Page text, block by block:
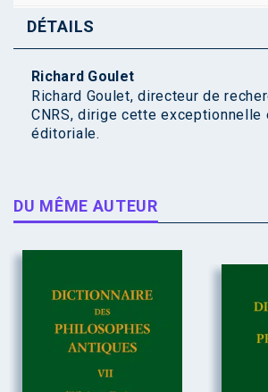
DÉTAILS
Richard Goulet
Richard Goulet, directeur de
CNRS, dirige cette exceptionnelle
éditoriale.
DU MÊME AUTEUR